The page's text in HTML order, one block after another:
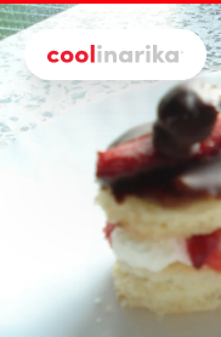
Preskoči na glavni sadržaj